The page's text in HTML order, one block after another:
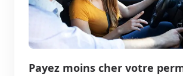
Payez moins cher votre